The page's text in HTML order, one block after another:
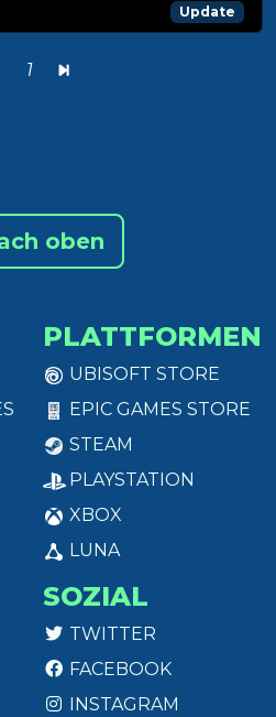
Update
1
oben
PLATTFORMEN
UBISOFT STORE
EPIC GAMES STORE
STEAM
PLAYSTATION
XBOX
LUNA
SOZIAL
TWITTER
FACEBOOK
INSTAGRAM